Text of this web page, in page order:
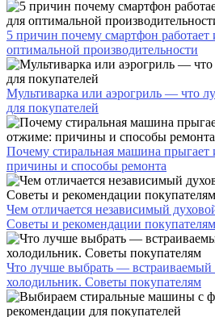
5 причин почему смартфон
оптимальной производительности
Мультиварка или аэрогриль — что
для покупателей
Почему стиральная машина прыгает
причины и способы ремонта
Чем отличается независимый
Советы и рекомендации
Что лучше выбрать —
холодильник. Советы покупателям